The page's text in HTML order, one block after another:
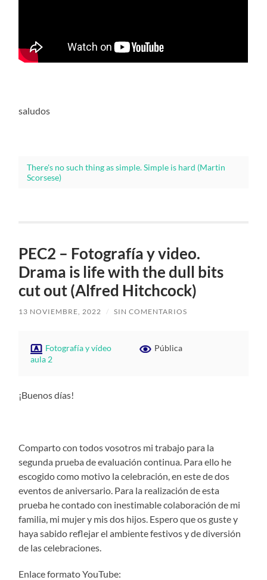
saludos
There's no such thing as simple. Simple is hard (Martin
Scorsese)
PEC2 – Fotografía y video.
Drama is life with the dull bits
cut out (Alfred Hitchcock)
13 NOVIEMBRE, 2022 / SIN COMENTARIOS
Fotografía y vídeo
aula 2
Pública
¡Buenos días!
Comparto con todos vosotros mi trabajo para la
segunda prueba de evaluación continua. Para ello he
escogido como motivo la celebración, en este de dos
eventos de aniversario. Para la realización de esta
prueba he contado con inestimable colaboración de mi
familia, mi mujer y mis dos hijos. Espero que os guste y
haya sabido reflejar el ambiente festivos y de diversión
de las celebraciones.
Enlace formato YouTube: